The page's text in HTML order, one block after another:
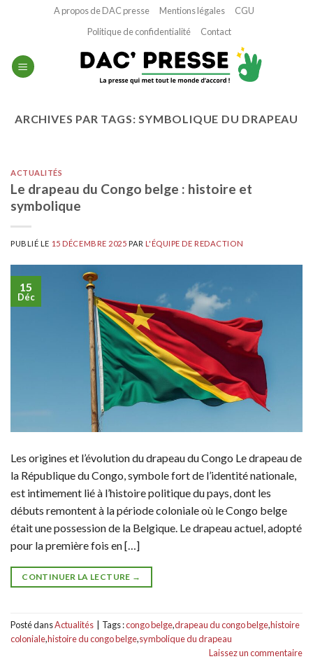
A propos de DAC presse Mentions légales
CGU
Politique de confidentialité
Contact
ARCHIVES PAR TAGS:SYMBOLIQUE DU DRAPEAU
ACTUALITÉS
Le drapeau du Congo belge : histoire et
symbolique
PUBLIÉ LE 15 DÉCEMBRE 2025 PARL'ÉQUIPE DE REDACTION
15
Déc
Les origines et l’évolution du drapeau du Congo Le drapeau de
la République du Congo, symbole fort de l’identité nationale,
est intimement lié à l’histoire politique du pays, dont les
débuts remontent à la période coloniale où le Congo belge
était une possession de la Belgique. Le drapeau actuel, adopté
pour la première fois en […]
CONTINUER LA LECTURE →
Posté dansActualités Tags :congo belge,drapeau du congo belge,histoire
coloniale,histoire du congo belge,symbolique du drapeau
Laissez un commentaire